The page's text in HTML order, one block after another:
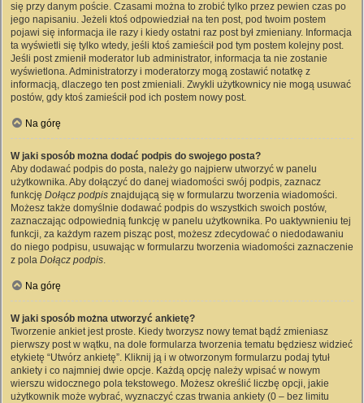
się przy danym poście. Czasami można to zrobić tylko przez pewien czas po
jego napisaniu. Jeżeli ktoś odpowiedział na ten post, pod twoim postem
pojawi się informacja ile razy i kiedy ostatni raz post był zmieniany. Informacja
ta wyświetli się tylko wtedy, jeśli ktoś zamieścił pod tym postem kolejny post.
Jeśli post zmienił moderator lub administrator, informacja ta nie zostanie
wyświetlona. Administratorzy i moderatorzy mogą zostawić notatkę z
informacją, dlaczego ten post zmieniali. Zwykli użytkownicy nie mogą usuwać
postów, gdy ktoś zamieścił pod ich postem nowy post.
Na górę
W jaki sposób można dodać podpis do swojego posta?
Aby dodawać podpis do posta, należy go najpierw utworzyć w panelu
użytkownika. Aby dołączyć do danej wiadomości swój podpis, zaznacz
funkcję Dołącz podpis znajdującą się w formularzu tworzenia wiadomości.
Możesz także domyślnie dodawać podpis do wszystkich swoich postów,
zaznaczając odpowiednią funkcję w panelu użytkownika. Po uaktywnieniu tej
funkcji, za każdym razem pisząc post, możesz zdecydować o niedodawaniu
do niego podpisu, usuwając w formularzu tworzenia wiadomości zaznaczenie
z pola Dołącz podpis.
Na górę
W jaki sposób można utworzyć ankietę?
Tworzenie ankiet jest proste. Kiedy tworzysz nowy temat bądź zmieniasz
pierwszy post w wątku, na dole formularza tworzenia tematu będziesz widzieć
etykietę “Utwórz ankietę”. Kliknij ją i w otworzonym formularzu podaj tytuł
ankiety i co najmniej dwie opcje. Każdą opcję należy wpisać w nowym
wierszu widocznego pola tekstowego. Możesz określić liczbę opcji, jakie
użytkownik może wybrać, wyznaczyć czas trwania ankiety (0 – bez limitu